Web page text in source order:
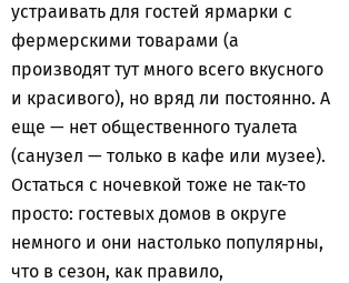
устраивать для гостей ярмарки с
фермерскими товарами (а
производят тут много всего вкусного
и красивого), но вряд ли постоянно. А
еще — нет общественного туалета
(санузел — только в кафе или музее).
Остаться с ночевкой тоже не так-то
просто: гостевых домов в округе
немного и они настолько популярны,
что в сезон, как правило,